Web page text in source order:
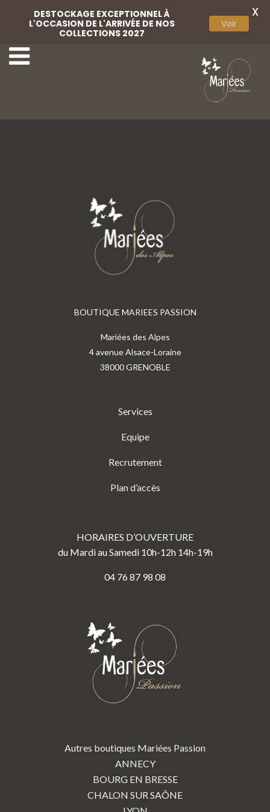
Cocktail Passion 2 Parures 2
BOUTIQUE MARIEES PASSION
Mariées des Alpes
4 avenue Alsace-Loraine
38000 GRENOBLE
Services
Equipe
Recrutement
Plan d’accès
HORAIRES D’OUVERTURE
du Mardi au Samedi 10h-12h 14h-19h
04 76 87 98 08
Autres boutiques Mariées Passion
ANNECY
BOURG EN BRESSE
CHALON SUR SAÔNE
DESTOCKAGE EXCEPTIONNEL À
L'OCCASION DE L'ARRIVÉE DE NOS
COLLECTIONS 2027
Voir
X